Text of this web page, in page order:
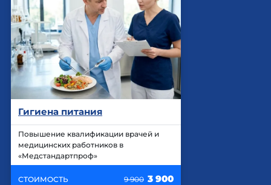
Гигиена питания
Повышение квалификации врачей и
медицинских работников в
«Медстандартпроф»
СТОИМОСТЬ 9 900 3 900